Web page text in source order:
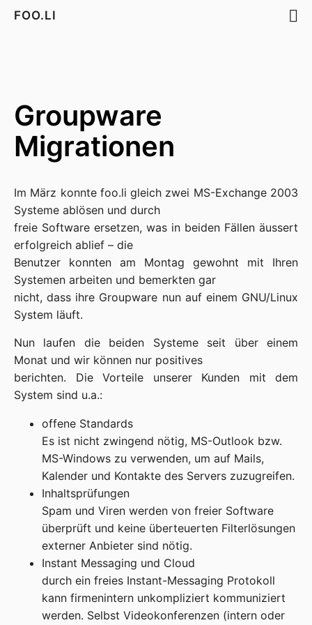
FOO.LI
Groupware
Migrationen
Im März konnte foo.li gleich zwei MS-Exchange 2003
Systeme ablösen und durch
freie Software ersetzen, was in beiden Fällen äussert
erfolgreich ablief – die
Benutzer konnten am Montag gewohnt mit Ihren
Systemen arbeiten und bemerkten gar
nicht, dass ihre Groupware nun auf einem GNU/Linux
System läuft.
Nun laufen die beiden Systeme seit über einem
Monat und wir können nur positives
berichten. Die Vorteile unserer Kunden mit dem
System sind u.a.:
offene Standards
Es ist nicht zwingend nötig, MS-Outlook bzw.
MS-Windows zu verwenden, um auf Mails,
Kalender und Kontakte des Servers zuzugreifen.
Inhaltsprüfungen
Spam und Viren werden von freier Software
überprüft und keine überteuerten Filterlösungen
externer Anbieter sind nötig.
Instant Messaging und Cloud
durch ein freies Instant-Messaging Protokoll
kann firmenintern unkompliziert kommuniziert
werden. Selbst Videokonferenzen (intern oder